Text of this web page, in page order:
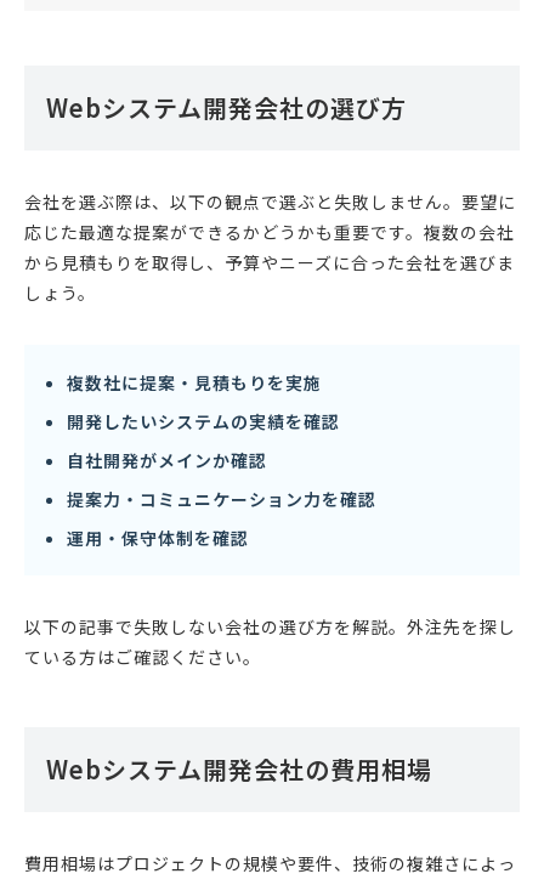
Webシステム開発会社の選び方
会社を選ぶ際は、以下の観点で選ぶと失敗しません。要望に
応じた最適な提案ができるかどうかも重要です。複数の会社
から見積もりを取得し、予算やニーズに合った会社を選びま
しょう。
複数社に提案・見積もりを実施
開発したいシステムの実績を確認
自社開発がメインか確認
提案力・コミュニケーション力を確認
運用・保守体制を確認
以下の記事で失敗しない会社の選び方を解説。外注先を探し
ている方はご確認ください。
Webシステム開発会社の費用相場
費用相場はプロジェクトの規模や要件、技術の複雑さによっ